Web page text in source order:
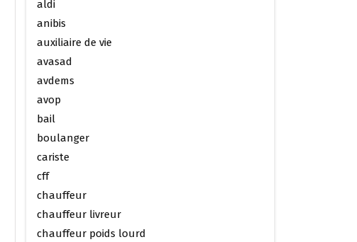
aldi
anibis
auxiliaire de vie
avasad
avdems
avop
bail
boulanger
cariste
cff
chauffeur
chauffeur livreur
chauffeur poids lourd